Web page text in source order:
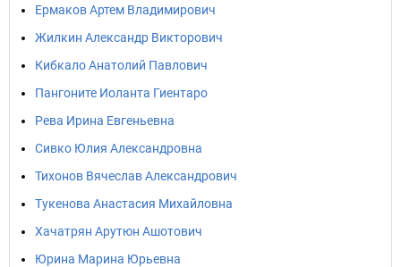
Ермаков Артем Владимирович
Жилкин Александр Викторович
Кибкало Анатолий Павлович
Пангоните Иоланта Гиентаро
Рева Ирина Евгеньевна
Сивко Юлия Александровна
Тихонов Вячеслав Александрович
Тукенова Анастасия Михайловна
Хачатрян Арутюн Ашотович
Юрина Марина Юрьевна